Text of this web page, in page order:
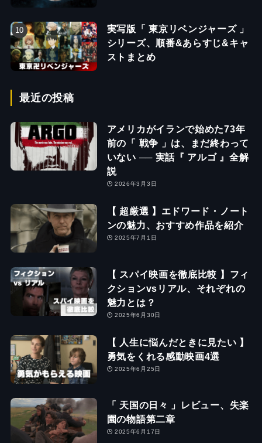
実写版「 東京リベンジャーズ 」
シリーズ、順番&あらすじ&キャ
ストまとめ
最近の投稿
アメリカがイランで始めた73年
前の「 戦争 」は、まだ終わって
いない ── 実話『 アルゴ 』全解
説
2026年3月3日
【 超厳選 】エドワード・ノート
ンの魅力、おすすめ作品を紹介
2025年7月1日
【 スパイ映画を徹底比較 】フィ
クションvsリアル、それぞれの
魅力とは？
2025年6月30日
【 人生に悩んだときに見たい 】
勇気をくれる感動映画4選
2025年6月25日
「 天国の日々 」レビュー、失楽
園の物語第二章
2025年6月17日